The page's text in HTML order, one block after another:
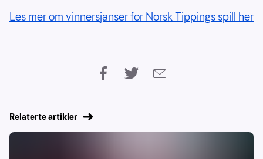
Les mer om vinnersjanser for Norsk Tippings spill her
Relaterte artikler